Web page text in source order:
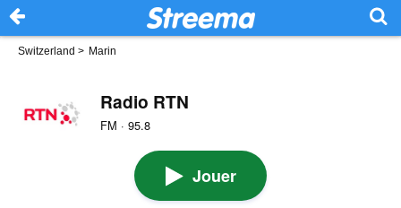
Switzerland > Marin
Radio RTN
FM · 95.8
Jouer